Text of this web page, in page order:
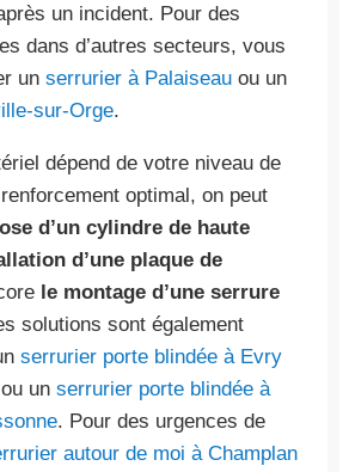
un incident. Pour des
dans d’autres secteurs, vous
un serrurier à Palaiseau ou un
sur-Orge.
dépend de votre niveau de
optimal, on peut
d’un cylindre de haute
d’une plaque de
le montage d’une serrure
solutions sont également
serrurier porte blindée à Evry
ou un serrurier porte blindée à
. Pour des urgences de
autour de moi à Champlan